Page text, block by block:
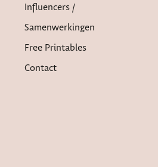
Influencers /
Samenwerkingen
Free Printables
Contact